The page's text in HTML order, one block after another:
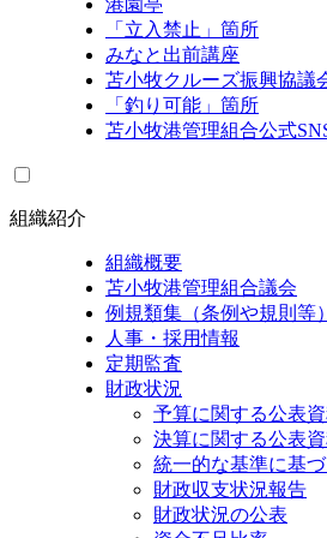
港園亭
「立入禁止」箇所
みなと出前講座
苫小牧クルーズ振興協議
「釣り可能」箇所
苫小牧港管理組合公式
組織紹介
組織概要
苫小牧港管理組合議会
例規類集（条例や規則等）
人事・採用情報
定期監査
財政状況
予算に関する公表
決算に関する公表
統一的な基準に基
財政収支状況報告
財政状況の公表